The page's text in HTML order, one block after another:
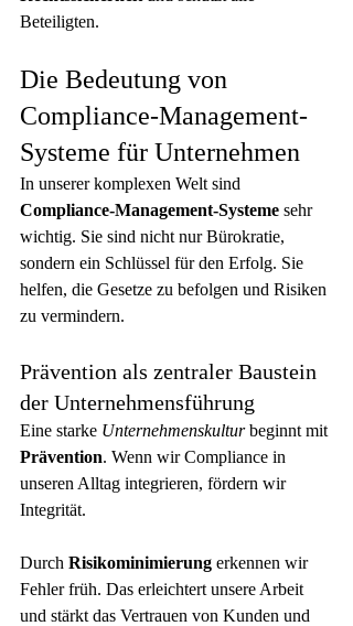
Beteiligten.
Die Bedeutung von
Compliance-Management-
Systeme für Unternehmen
In unserer komplexen Welt sind
Compliance-Management-Systeme sehr
wichtig. Sie sind nicht nur Bürokratie,
sondern ein Schlüssel für den Erfolg. Sie
helfen, die Gesetze zu befolgen und Risiken
zu vermindern.
Prävention als zentraler Baustein
der Unternehmensführung
Eine starke Unternehmenskultur beginnt mit
Prävention. Wenn wir Compliance in
unseren Alltag integrieren, fördern wir
Integrität.
Durch Risikominimierung erkennen wir
Fehler früh. Das erleichtert unsere Arbeit
und stärkt das Vertrauen von Kunden und